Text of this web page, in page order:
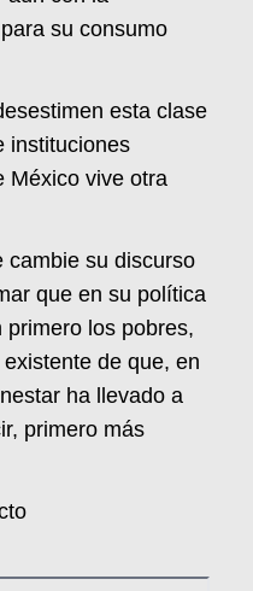
su consumo
esta clase
instituciones
México vive otra
cambie su discurso
que en su política
los pobres,
de que, en
ha llevado a
primero más